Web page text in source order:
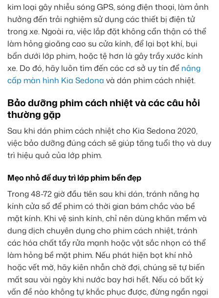
kim loại gây nhiễu sóng GPS, sóng điện thoại, làm ảnh
hưởng đến trải nghiệm sử dụng các thiết bị điện tử
trong xe. Ngoài ra, việc lắp đặt không cẩn thận có thể
làm hỏng gioăng cao su cửa kính, để lại bọt khí, bụi
bẩn dưới lớp phim, hoặc tệ hơn là gây trầy xước kính
xe. Do đó, hãy luôn tìm đến các cơ sở uy tín để nâng
cấp màn hình Kia Sedona và dán phim cách nhiệt.
Bảo dưỡng phim cách nhiệt và các câu hỏi
thường gặp
Sau khi dán phim cách nhiệt cho Kia Sedona 2020,
việc bảo dưỡng đúng cách sẽ giúp tăng tuổi thọ và duy
trì hiệu quả của lớp phim.
Mẹo nhỏ để duy trì lớp phim bền đẹp
Trong 48-72 giờ đầu tiên sau khi dán, tránh nâng hạ
kính cửa sổ để phim có thời gian bám chắc vào bề
mặt kính. Khi vệ sinh kính, chỉ nên dùng khăn mềm và
dung dịch chuyên dụng cho phim cách nhiệt, tránh
các hóa chất tẩy rửa mạnh hoặc vật sắc nhọn có thể
làm hỏng bề mặt phim. Nếu phát hiện bọt khí nhỏ
hoặc vết mờ, hãy kiên nhẫn chờ đợi, chúng sẽ tự biến
mất sau vài ngày khi nước bay hơi hết. Nếu có bất kỳ
vấn đề nào không tự khắc phục được, đừng ngần ngại